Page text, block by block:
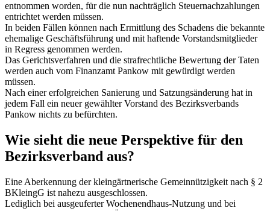
entnommen worden, für die nun nachträglich Steuernachzahlungen
entrichtet werden müssen.
In beiden Fällen können nach Ermittlung des Schadens die bekannte
ehemalige Geschäftsführung und mit haftende Vorstandsmitglieder
in Regress genommen werden.
Das Gerichtsverfahren und die strafrechtliche Bewertung der Taten
werden auch vom Finanzamt Pankow mit gewürdigt werden
müssen.
Nach einer erfolgreichen Sanierung und Satzungsänderung hat in
jedem Fall ein neuer gewählter Vorstand des Bezirksverbands
Pankow nichts zu befürchten.
Wie sieht die neue Perspektive für den
Bezirksverband aus?
Eine Aberkennung der kleingärtnerische Gemeinnützigkeit nach § 2
BKleingG ist nahezu ausgeschlossen.
Lediglich bei ausgeuferter Wochenendhaus-Nutzung und bei